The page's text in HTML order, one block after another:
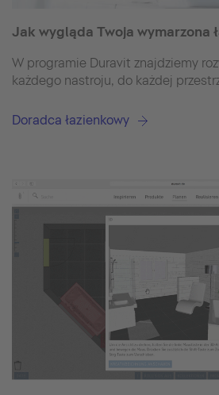
Jak wygląda Twoja wymarzona
W programie Duravit znajdziemy
każdego nastroju, do każdej
Doradca łazienkowy